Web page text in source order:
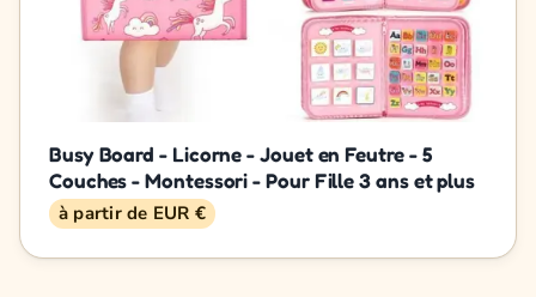
Busy Board - Licorne - Jouet en Feutre - 5
Couches - Montessori - Pour Fille 3 ans et plus
à partir de EUR €